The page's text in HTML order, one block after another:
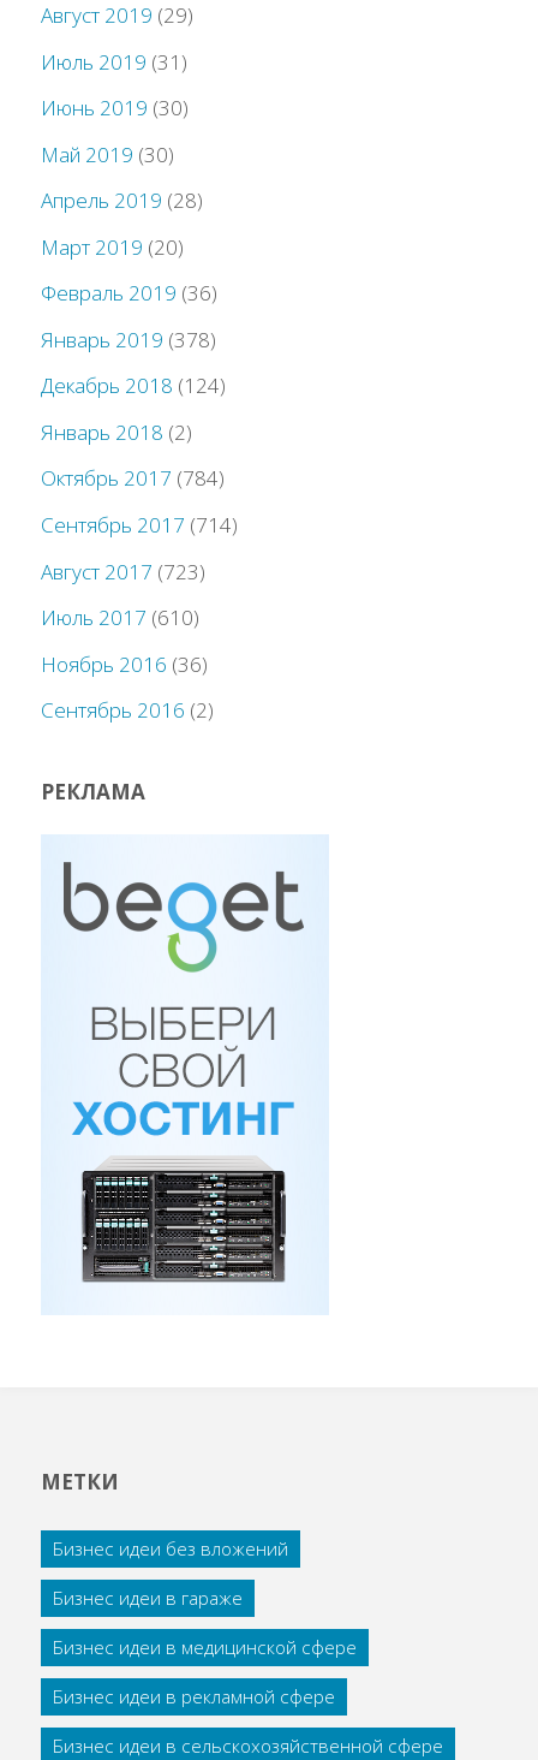
Август 2019 (29)
Июль 2019 (31)
Июнь 2019 (30)
Май 2019 (30)
Апрель 2019 (28)
Март 2019 (20)
Февраль 2019 (36)
Январь 2019 (378)
Декабрь 2018 (124)
Январь 2018 (2)
Октябрь 2017 (784)
Сентябрь 2017 (714)
Август 2017 (723)
Июль 2017 (610)
Ноябрь 2016 (36)
Сентябрь 2016 (2)
РЕКЛАМА
МЕТКИ
Бизнес идеи без вложений
Бизнес идеи в гараже
Бизнес идеи в медицинской сфере
Бизнес идеи в рекламной сфере
Бизнес идеи в сельскохозяйственной сфере